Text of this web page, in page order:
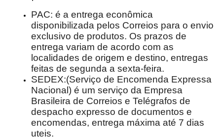
PAC: é a entrega econômica
disponibilizada pelos Correios para o envio
exclusivo de produtos. Os prazos de
entrega variam de acordo com as
localidades de origem e destino, entregas
feitas de segunda a sexta-feira.
SEDEX:(Serviço de Encomenda Expressa
Nacional) é um serviço da Empresa
Brasileira de Correios e Telégrafos de
despacho expresso de documentos e
encomendas, entrega máxima até 7 dias
uteis.